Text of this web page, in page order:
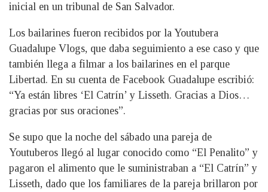
inicial en un tribunal de San Salvador.
Los bailarines fueron recibidos por la Youtubera
Guadalupe Vlogs, que daba seguimiento a ese caso y que
también llega a filmar a los bailarines en el parque
Libertad. En su cuenta de Facebook Guadalupe escribió:
“Ya están libres ‘El Catrín’ y Lisseth. Gracias a Dios…
gracias por sus oraciones”.
Se supo que la noche del sábado una pareja de
Youtuberos llegó al lugar conocido como “El Penalito” y
pagaron el alimento que le suministraban a “El Catrín” y
Lisseth, dado que los familiares de la pareja brillaron por